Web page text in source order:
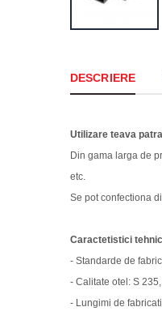
DESCRIERE
Utilizare teava
Din gama larga de
etc.
Se pot confectiona
Caractetistici
- Standarde de
- Calitate otel: S
- Lungimi de